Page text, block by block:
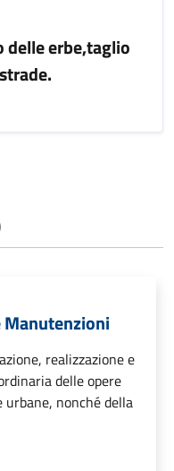
delle erbe,taglio
Manutenzioni
realizzazione e
delle opere
nonché della